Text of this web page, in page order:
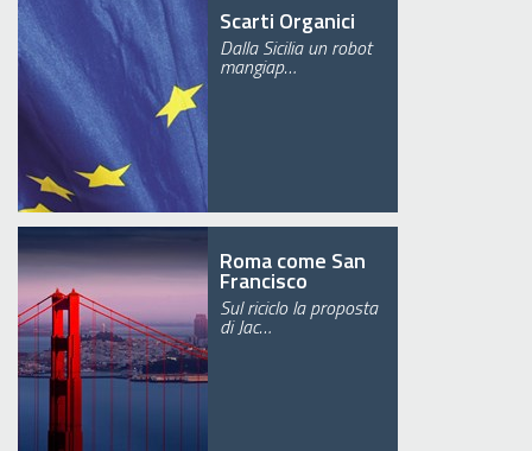
Scarti Organici
Dalla Sicilia un robot
mangiap…
Roma come San
Francisco
Sul riciclo la proposta
di Jac…